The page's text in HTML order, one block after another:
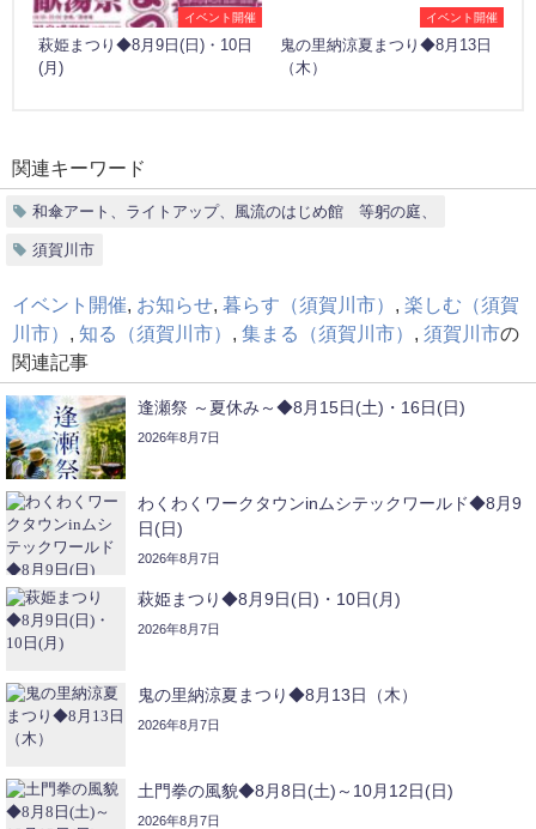
イベント開催
萩姫まつり◆8月9日(日)・10日
(月)
イベント開催
鬼の里納涼夏まつり◆8月13日
（木）
関連キーワード
和傘アート、ライトアップ、風流のはじめ館 等躬の庭、
須賀川市
イベント開催 お知らせ 暮らす（須賀川市）
楽しむ（須賀
川市）
知る（須賀川市） 集まる（須賀川市） 須賀川市の
関連記事
逢瀬祭 ～夏休み～◆8月15日(土)・16日(日)
2026年8月7日
わくわくワークタウンinムシテックワールド◆8月9
日(日)
2026年8月7日
萩姫まつり◆8月9日(日)・10日(月)
2026年8月7日
鬼の里納涼夏まつり◆8月13日（木）
2026年8月7日
土門拳の風貌◆8月8日(土)～10月12日(日)
2026年8月7日